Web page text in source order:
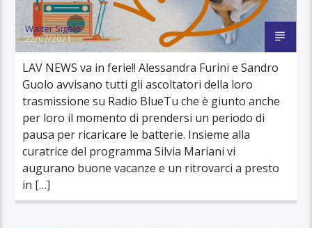
Walter Sigolo
22/07/2021
LAV NEWS va in ferie!! Alessandra Furini e Sandro
Guolo avvisano tutti gli ascoltatori della loro
trasmissione su Radio BlueTu che è giunto anche
per loro il momento di prendersi un periodo di
pausa per ricaricare le batterie. Insieme alla
curatrice del programma Silvia Mariani vi
augurano buone vacanze e un ritrovarci a presto
in […]